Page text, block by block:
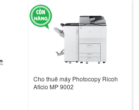
Cho thuê máy Photocopy Ricoh
Aficio MP 9002